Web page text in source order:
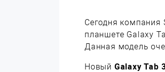
Сегодня
планшете Galaxy
Данная модель
Новый Galaxy Tab